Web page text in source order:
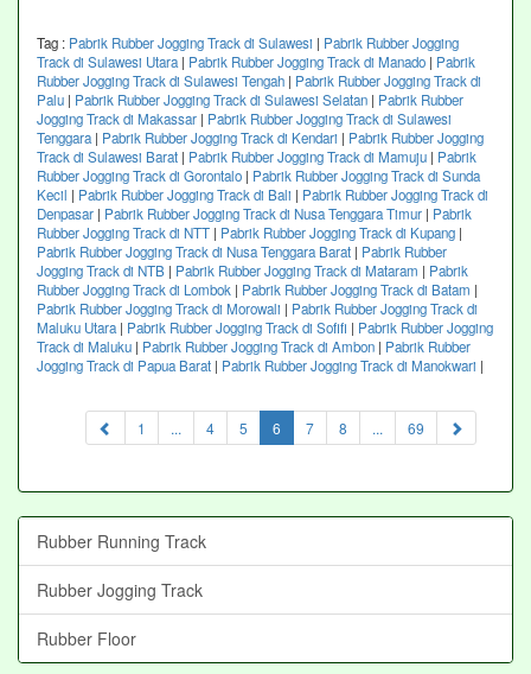
Tag : Pabrik Rubber Jogging Track di Sulawesi | Pabrik Rubber Jogging
Track di Sulawesi Utara| Pabrik Rubber Jogging Track di Manado | Pabrik
Rubber Jogging Track di Sulawesi Tengah | Pabrik Rubber Jogging Track di
Palu | Pabrik Rubber Jogging Track di Sulawesi Selatan | Pabrik Rubber
Jogging Track di Makassar | Pabrik Rubber Jogging Track di Sulawesi
Tenggara| Pabrik Rubber Jogging Track di Kendari | Pabrik Rubber Jogging
Track di Sulawesi Barat | Pabrik Rubber Jogging Track di Mamuju | Pabrik
Rubber Jogging Track di Gorontalo | Pabrik Rubber Jogging Track di Sunda
Kecil | Pabrik Rubber Jogging Track di Bali | Pabrik Rubber Jogging Track di
Denpasar | Pabrik Rubber Jogging Track di Nusa Tenggara Timur | Pabrik
Rubber Jogging Track di NTT | Pabrik Rubber Jogging Track di Kupang |
Pabrik Rubber Jogging Track di Nusa Tenggara Barat | Pabrik Rubber
Jogging Track di NTB | Pabrik Rubber Jogging Track di Mataram | Pabrik
Rubber Jogging Track di Lombok | Pabrik Rubber Jogging Track di Batam |
Pabrik Rubber Jogging Track di Morowali | Pabrik Rubber Jogging Track di
Maluku Utara| Pabrik Rubber Jogging Track di Sofifi | Pabrik Rubber Jogging
Track di Maluku | Pabrik Rubber Jogging Track di Ambon | Pabrik Rubber
Jogging Track di Papua Barat | Pabrik Rubber Jogging Track di Manokwari |
1 ... 4 5 6 (current)
7 8 ... 69
Rubber Running Track
Rubber Jogging Track
Rubber Floor